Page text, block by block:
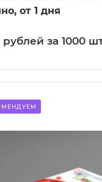
от 1 дня
рублей за 1000